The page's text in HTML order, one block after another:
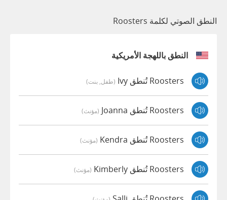
النطق الصوتي لكلمة Roosters
النطق باللهجة الأمريكية
Roosters تُنطق Ivy (طفل, بنت)
Roosters تُنطق Joanna (مؤنث)
Roosters تُنطق Kendra (مؤنث)
Roosters تُنطق Kimberly (مؤنث)